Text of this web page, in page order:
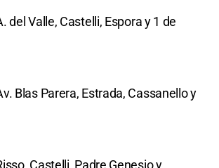
del Valle, Castelli, Espora y 1 de
Blas Parera, Estrada, Cassanello y
Castelli, Padre Genesio y